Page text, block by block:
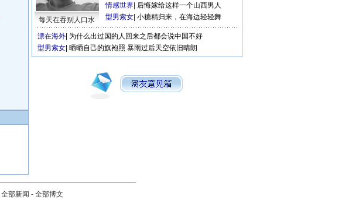
每天在吞别人口水
情感世界 后悔嫁给这样一个山西男人
型男索女 小糖精归来，在海边轻轻舞
漂在海外 为什么出过国的人回来之后都会说中国不好
型男索女 晒晒自己的旗袍照 暴雨过后天空依旧晴朗
全部新闻 - 全部博文